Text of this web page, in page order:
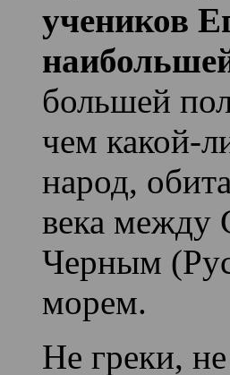
учеников
большей
чем какой-
народ,
века между
Черным
морем.
Не греки,